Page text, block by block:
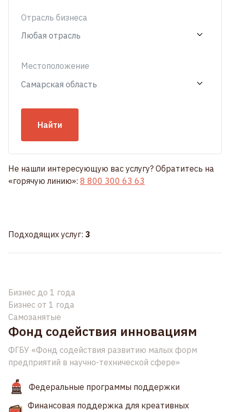
Отрасль бизнеса
Местоположение
Найти
Не нашли интересующую вас услугу? Обратитесь на
«горячую линию»: 8 800 300 63 63
Подходящих услуг: 3
Бизнес до 1 года
Бизнес от 1 года
Самозанятые
Фонд содействия инновациям
ФГБУ «Фонд содействия развитию малых форм
предприятий в научно-технической сфере»
Федеральные программы поддержки
Финансовая поддержка для креативных